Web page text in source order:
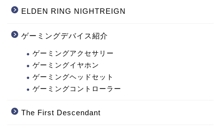
ELDEN RING NIGHTREIGN
ゲーミングデバイス紹介
ゲーミングアクセサリー
ゲーミングイヤホン
ゲーミングヘッドセット
ゲーミングコントローラー
The First Descendant